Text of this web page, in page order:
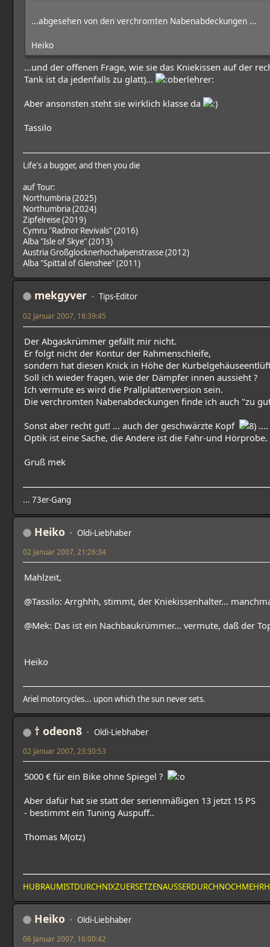
...abgesehen von den verchromten Nabenabdeckungen ...
Heiko
...und der offenen Frage, wie sie das Kniekissen auf der
Tank ist da jedenfalls zu glatt)...
Aber ansonsten steht sie wirklich klasse da
Tassilo
Life's a bugger, and then you die
auf Tour:
Northumbria (2025)
Northumbria (2024)
Zipfelreise (2019)
Cymru "Radnor Revivals" (2016)
Alba "Isle of Skye" (2013)
Austria Großglocknerhochalpenstrasse (2012)
Alba "Spittal of Glenshee" (2011)
mekgyver Tips-Editor
02 Januar 2007, 18:39:45
Der Abgaskrümmer gefällt mir nicht.
Er folgt nicht der Kontur der Rahmenschleife,
sondern hat diesen Knick in Höhe der
Soll ich wieder fragen, wie der Dämpfer innen aussieht ?
Ich vermute es wird die Prallplattenversion sein.
Die verchromten Nabenabdeckungen finde ich auch "zu
Sonst aber recht gut! ... auch der geschwärzte Kopf
Optik ist eine Sache, die Andere ist die Fahr-und Hörprobe.
Gruß mek
... 73er-Gang
Heiko Oldi-Liebhaber
02 Januar 2007, 21:26:34
Mahlzeit,
@Tassilo: Arrghhh, stimmt, der Kniekissenhalter...
@Mek: Das ist ein Nachbaukrümmer... vermute, daß der
Heiko
Ariel motorcycles... upon which the sun never sets.
† odeon8 Oldi-Liebhaber
02 Januar 2007, 23:30:53
5000 € für ein Bike ohne Spiegel ?
Aber dafür hat sie statt der serienmäßigen 13 jetzt 15 PS
- bestimmt ein Tuning Auspuff..
Thomas M(otz)
Heiko Oldi-Liebhaber
06 Januar 2007, 16:00:42